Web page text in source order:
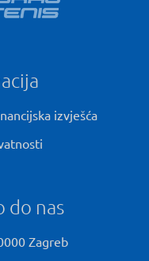
izvješća
do nas
Zagreb